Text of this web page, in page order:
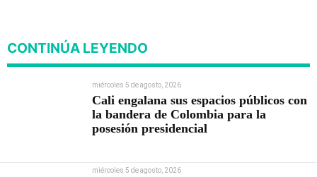
CONTINÚA LEYENDO
miércoles 5 de agosto, 2026
Cali engalana sus espacios públicos con
la bandera de Colombia para la
posesión presidencial
miércoles 5 de agosto, 2026